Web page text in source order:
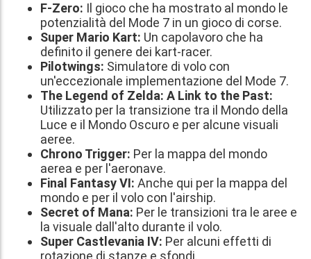
F-Zero: Il gioco che ha mostrato al mondo le
potenzialità del Mode 7 in un gioco di corse.
Super Mario Kart: Un capolavoro che ha
definito il genere dei kart-racer.
Pilotwings: Simulatore di volo con
un'eccezionale implementazione del Mode 7.
The Legend of Zelda: A Link to the Past:
Utilizzato per la transizione tra il Mondo della
Luce e il Mondo Oscuro e per alcune visuali
aeree.
Chrono Trigger: Per la mappa del mondo
aerea e per l'aeronave.
Final Fantasy VI: Anche qui per la mappa del
mondo e per il volo con l'airship.
Secret of Mana: Per le transizioni tra le aree e
la visuale dall'alto durante il volo.
Super Castlevania IV: Per alcuni effetti di